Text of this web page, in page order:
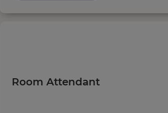
Room Attendant